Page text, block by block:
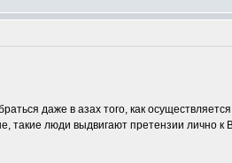
даже в азах того, как
такие люди выдвигают претензии лично